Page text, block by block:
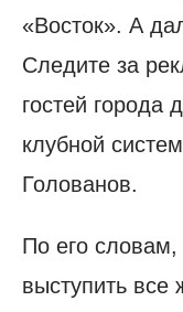
«Восток». А
Следите за
гостей города
клубной
Голованов.
По его словам,
выступить все